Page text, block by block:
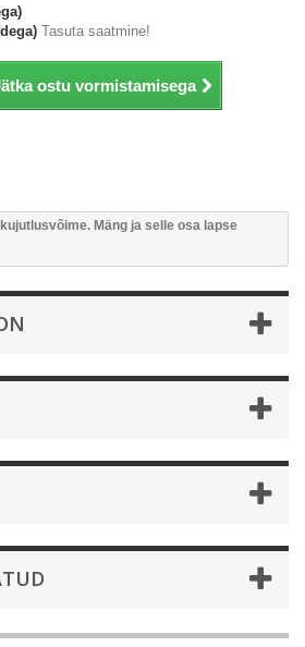
Tasuta saatmine!
ostu vormistamisega
Mäng ja selle osa lapse